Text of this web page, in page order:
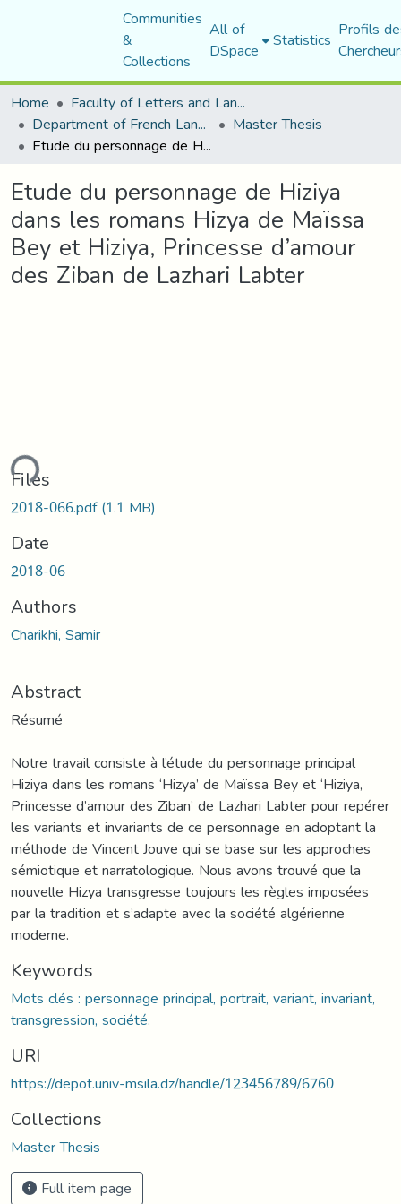
Communities
&
Collections
All of
DSpace Statistics Profils
Home
Faculty of Letters and Languages
Department of French Language and Literature Master Thesis
Etude du personnage de Hiziya dans les romans Hizya de Maїssa Bey et Hiziya, Princesse d’amour des Ziban de Lazhari Labter
Etude du personnage de Hiziya
dans les romans Hizya de Maїssa
Bey et Hiziya, Princesse d’amour
des Ziban de Lazhari Labter
Files
2018-066.pdf(1.1 MB)
Date
2018-06
Authors
Charikhi, Samir
Abstract
Résumé
Notre travail consiste à l’étude du personnage principal
Hiziya dans les romans ‘Hizya’ de Maїssa Bey et ‘Hiziya,
Princesse d’amour des Ziban’ de Lazhari Labter pour repérer
les variants et invariants de ce personnage en adoptant la
méthode de Vincent Jouve qui se base sur les approches
sémiotique et narratologique. Nous avons trouvé que la
nouvelle Hizya transgresse toujours les règles imposées
par la tradition et s’adapte avec la société algérienne
moderne.
Keywords
Mots clés : personnage principal, portrait, variant, invariant,
transgression, société.
URI
https://depot.univ-msila.dz/handle/123456789/6760
Collections
Master Thesis
Full item page